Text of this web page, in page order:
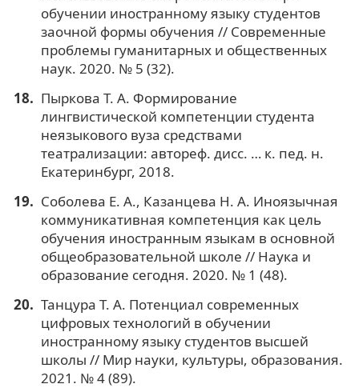
обучении иностранному языку студентов
заочной формы обучения // Современные
проблемы гуманитарных и общественных
наук. 2020. № 5 (32).
Пыркова Т. А. Формирование
лингвистической компетенции студента
неязыкового вуза средствами
театрализации: автореф. дисс. … к. пед. н.
Екатеринбург, 2018.
Соболева Е. А., Казанцева Н. А. Иноязычная
коммуникативная компетенция как цель
обучения иностранным языкам в основной
общеобразовательной школе // Наука и
образование сегодня. 2020. № 1 (48).
Танцура Т. А. Потенциал современных
цифровых технологий в обучении
иностранному языку студентов высшей
школы // Мир науки, культуры, образования.
2021. № 4 (89).